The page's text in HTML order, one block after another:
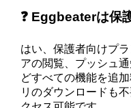
❓ Eggbeaterは保
はい、保護者向けプ
アの閲覧、プッシュ
どすべての機能を追
リのダウンロードも